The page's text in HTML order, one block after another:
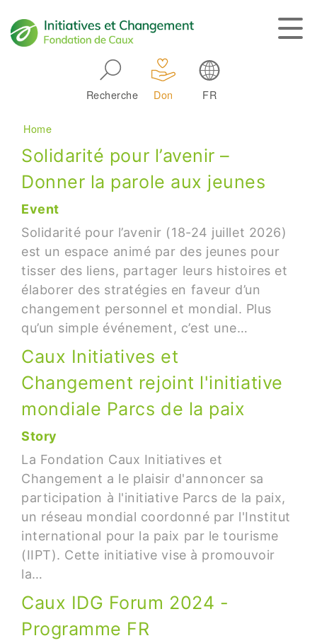
Recherche Don FR
Main navigation
Breadcrumb
Home
Solidarité pour l’avenir –
Donner la parole aux jeunes
Event
Solidarité pour l’avenir (18-24 juillet 2026)
est un espace animé par des jeunes pour
tisser des liens, partager leurs histoires et
élaborer des stratégies en faveur d’un
changement personnel et mondial. Plus
qu’un simple événement, c’est une…
Caux Initiatives et
Changement rejoint l'initiative
mondiale Parcs de la paix
Story
La Fondation Caux Initiatives et
Changement a le plaisir d'annoncer sa
participation à l'initiative Parcs de la paix,
un réseau mondial coordonné par l'Institut
international pour la paix par le tourisme
(IIPT). Cette initiative vise à promouvoir
la…
Caux IDG Forum 2024 -
Programme FR